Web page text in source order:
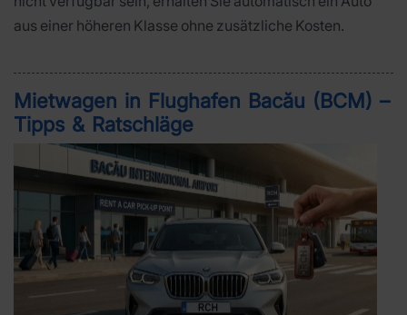
aus einer höheren Klasse ohne zusätzliche Kosten.
Mietwagen in Flughafen Bacău (BCM) –
Tipps & Ratschläge